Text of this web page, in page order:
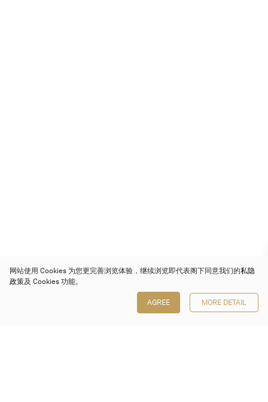
网站使用 Cookies 为您更完善浏览体验，继续浏览即代表阁下同意我们的私隐
政策及 Cookies 功能。
AGREE MORE DETAIL